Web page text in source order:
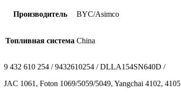
Производитель BYC/Asimco
Топливная система China
9 432 610 254 / 9432610254 / DLLA154SN640D /
JAC 1061, Foton 1069/5059/5049, Yangchai 4102, 4105